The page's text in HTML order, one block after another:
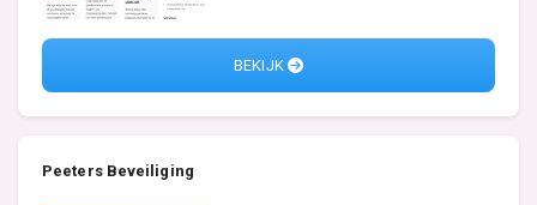
BEKIJK
Peeters Beveiliging